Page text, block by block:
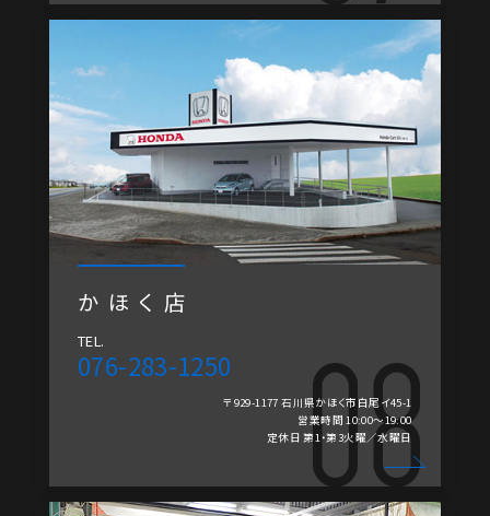
かほく店
TEL.
076-283-1250
〒929-1177 石川県かほく市白尾イ45-1
営業時間 10:00～19:00
定休日 第1・第3火曜／水曜日